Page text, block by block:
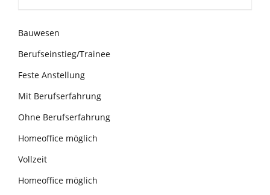
Bauwesen
Berufseinstieg/Trainee
Feste Anstellung
Mit Berufserfahrung
Ohne Berufserfahrung
Homeoffice möglich
Vollzeit
Homeoffice möglich